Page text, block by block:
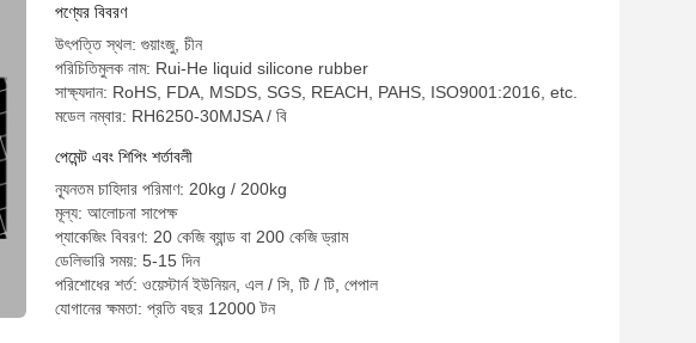
পণ্যের বিবরণ
উৎপত্তি স্থল: গুয়াংজু, চীন
পরিচিতিমুলক নাম: Rui-He liquid silicone rubber
সাক্ষ্যদান: RoHS, FDA, MSDS, SGS, REACH, PAHS, ISO9001:2016, etc.
মডেল নম্বার: RH6250-30MJSA / বি
পেমেন্ট এবং শিপিং শর্তাবলী
ন্যূনতম চাহিদার পরিমাণ: 20kg / 200kg
মূল্য: আলোচনা সাপেক্ষ
প্যাকেজিং বিবরণ: 20 কেজি ব্যান্ড বা 200 কেজি ড্রাম
ডেলিভারি সময়: 5-15 দিন
পরিশোধের শর্ত: ওয়েস্টার্ন ইউনিয়ন, এল / সি, টি / টি, পেপাল
যোগানের ক্ষমতা: প্রতি বছর 12000 টন